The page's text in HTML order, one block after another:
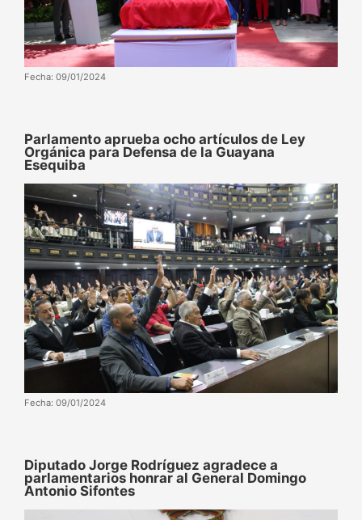
Fecha: 09/01/2024
Parlamento aprueba ocho artículos de Ley
Orgánica para Defensa de la Guayana
Esequiba
Fecha: 09/01/2024
Diputado Jorge Rodríguez agradece a
parlamentarios honrar al General Domingo
Antonio Sifontes